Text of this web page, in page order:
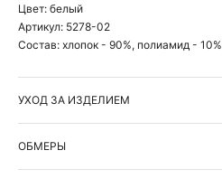
Цвет: белый
Артикул: 5278-02
Состав: хлопок - 90%, полиамид - 10%
УХОД ЗА ИЗДЕЛИЕМ
ОБМЕРЫ